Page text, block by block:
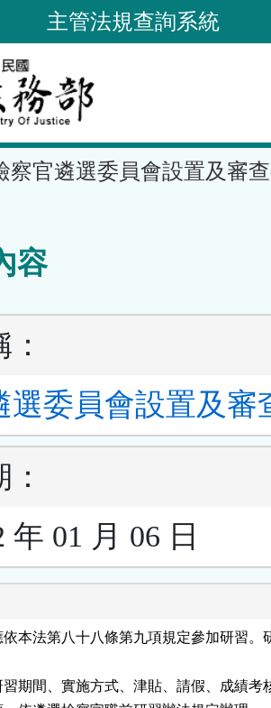
主管法規查詢系統
察官遴選委員會設置及審
容
選委員會設置及審
年 01 月 06 日
本法第八十八條第九項規定參加研習。
期間、實施方式、津貼、請假、成績考